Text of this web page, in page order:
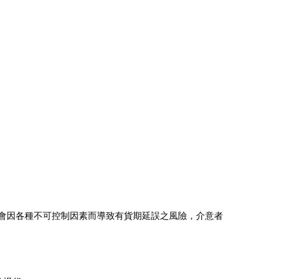
各種不可控制因素而導致有貨期延誤之風險，介意者